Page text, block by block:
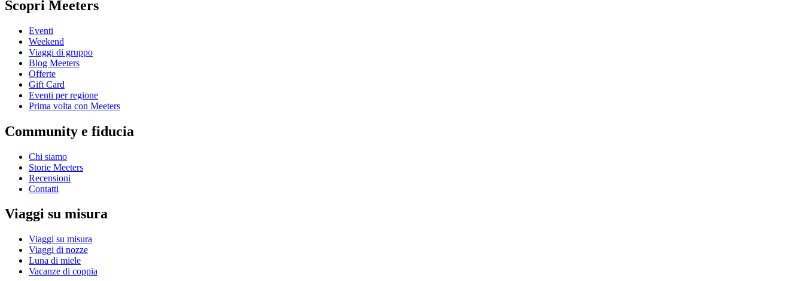
Scopri Meeters
Eventi
Weekend
Viaggi di gruppo
Blog Meeters
Offerte
Gift Card
Eventi per regione
Prima volta con Meeters
Community e fiducia
Chi siamo
Storie Meeters
Recensioni
Contatti
Viaggi su misura
Viaggi su misura
Viaggi di nozze
Luna di miele
Vacanze di coppia